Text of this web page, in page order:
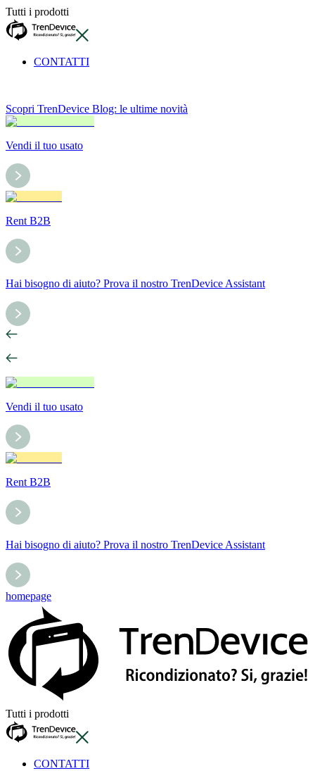
Tutti i prodotti
CONTATTI
Scopri TrenDevice Blog: le ultime novità
Vendi il tuo usato
Rent B2B
Hai bisogno di aiuto? Prova il nostro TrenDevice Assistant
Vendi il tuo usato
Rent B2B
Hai bisogno di aiuto? Prova il nostro TrenDevice Assistant
homepage
Tutti i prodotti
CONTATTI